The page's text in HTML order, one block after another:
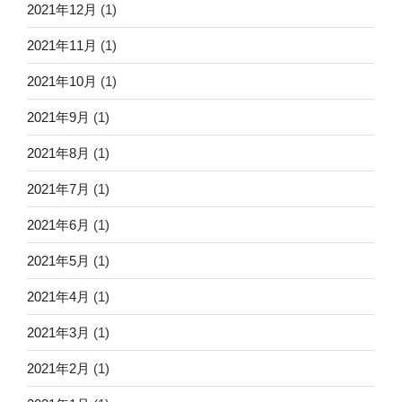
2021年12月 (1)
2021年11月 (1)
2021年10月 (1)
2021年9月 (1)
2021年8月 (1)
2021年7月 (1)
2021年6月 (1)
2021年5月 (1)
2021年4月 (1)
2021年3月 (1)
2021年2月 (1)